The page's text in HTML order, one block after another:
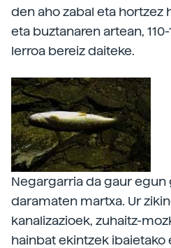
den aho zabal eta hortzez
eta buztanaren artean,
lerroa bereiz daiteke.
Negargarria da gaur egun
daramaten martxa. Ur
kanalizazioek, zuhaitz-
hainbat ekintzek